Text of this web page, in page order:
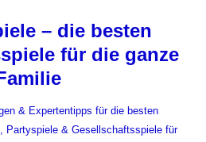
– die besten
für die ganze
& Expertentipps für die besten
Partyspiele & Gesellschaftsspiele für